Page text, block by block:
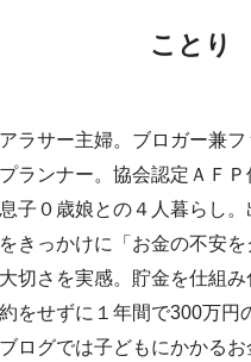
ことり
アラサー主婦。ブロガー兼
プランナー。協会認定ＡＦ
息子０歳娘との４人暮らし
をきっかけに「お金の不安を
大切さを実感。貯金を仕組
約をせずに１年間で300万円
ブログでは子どもにかかるお